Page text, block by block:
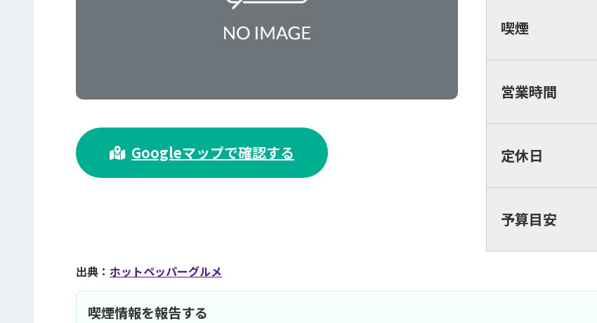
>
Googleマップで確認する
喫煙
営業時間
定休日
予算目安
出典： ホットペッパーグルメ
喫煙情報を報告する